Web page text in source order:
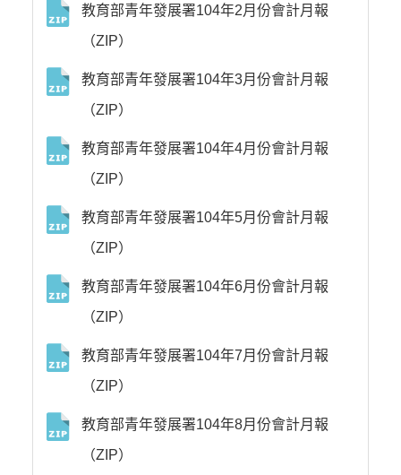
教育部青年發展署104年2月份會計月報
（ZIP）
教育部青年發展署104年3月份會計月報
（ZIP）
教育部青年發展署104年4月份會計月報
（ZIP）
教育部青年發展署104年5月份會計月報
（ZIP）
教育部青年發展署104年6月份會計月報
（ZIP）
教育部青年發展署104年7月份會計月報
（ZIP）
教育部青年發展署104年8月份會計月報
（ZIP）